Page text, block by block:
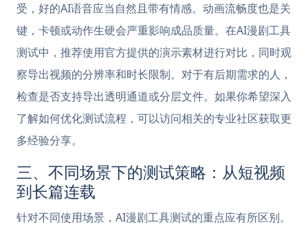
受，好的AI语音应当自然且带有情感。动画流畅度也是关
键，卡顿或动作生硬会严重影响成品质量。在AI漫剧工具
测试中，推荐使用官方提供的演示素材进行对比，同时观
察导出视频的分辨率和时长限制。对于有后期需求的人，
检查是否支持导出透明通道或分层文件。如果你希望深入
了解如何优化测试流程，可以访问相关的专业社区获取更
多经验分享。
三、不同场景下的测试策略：从短视频
到长篇连载
针对不同使用场景，AI漫剧工具测试的重点应有所区别。